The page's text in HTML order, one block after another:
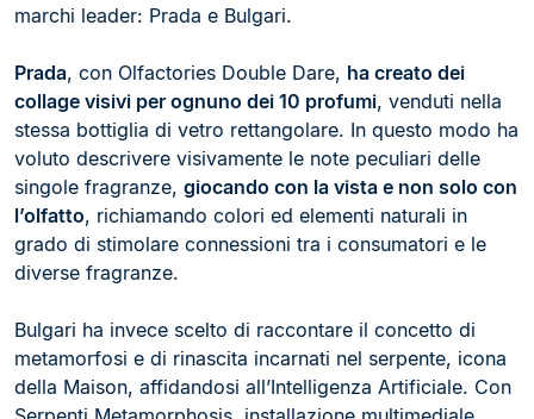
marchi leader: Prada e Bulgari.
Prada, con Olfactories Double Dare, ha creato dei
collage visivi per ognuno dei 10 profumi, venduti nella
stessa bottiglia di vetro rettangolare. In questo modo ha
voluto descrivere visivamente le note peculiari delle
singole fragranze, giocando con la vista e non solo con
l’olfatto, richiamando colori ed elementi naturali in
grado di stimolare connessioni tra i consumatori e le
diverse fragranze.
Bulgari ha invece scelto di raccontare il concetto di
metamorfosi e di rinascita incarnati nel serpente, icona
della Maison, affidandosi all’Intelligenza Artificiale. Con